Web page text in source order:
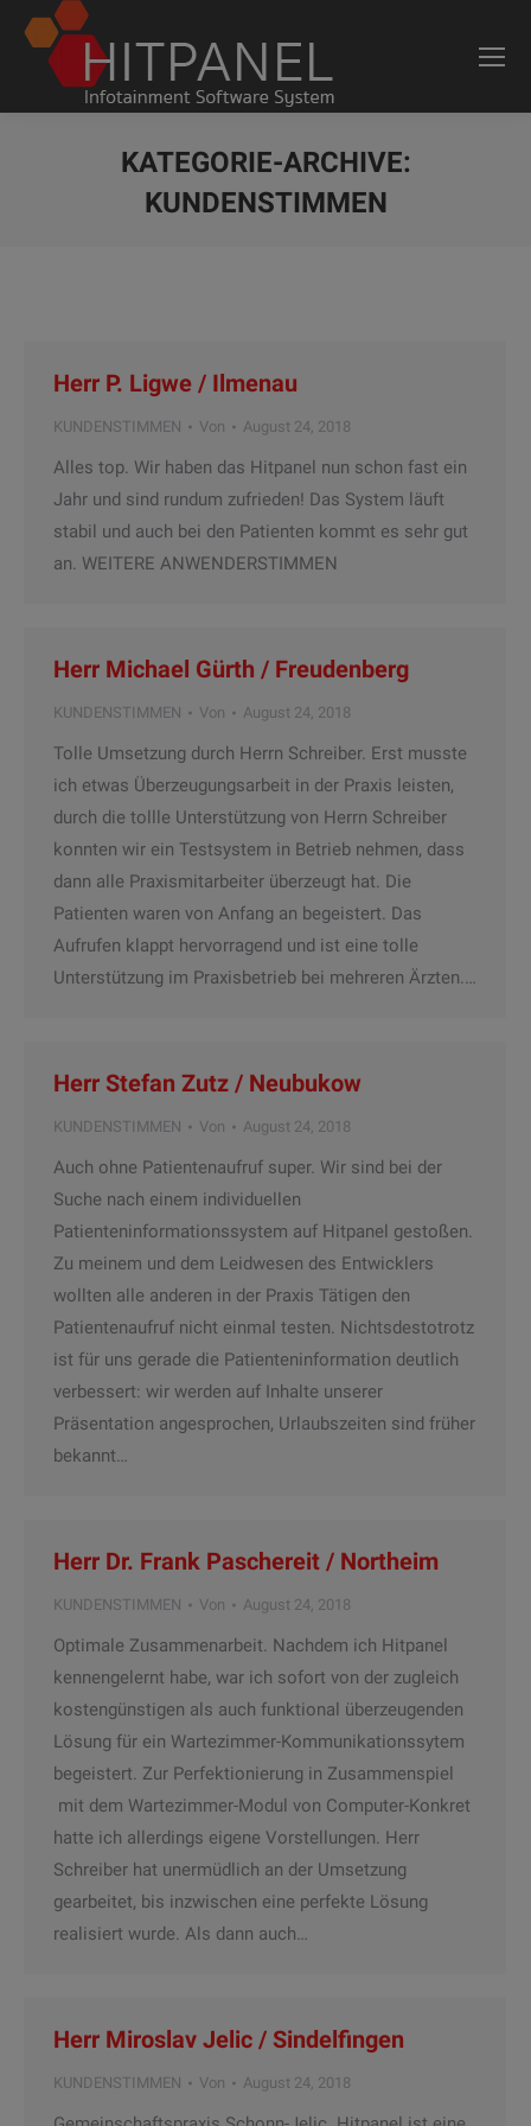
KATEGORIE-ARCHIVE:
KUNDENSTIMMEN
Herr P. Ligwe / Ilmenau
KUNDENSTIMMEN Von August 24, 2018
Alles top. Wir haben das Hitpanel nun schon fast ein
Jahr und sind rundum zufrieden! Das System läuft
stabil und auch bei den Patienten kommt es sehr gut
an. WEITERE ANWENDERSTIMMEN
Herr Michael Gürth / Freudenberg
KUNDENSTIMMEN Von August 24, 2018
Tolle Umsetzung durch Herrn Schreiber. Erst musste
ich etwas Überzeugungsarbeit in der Praxis leisten,
durch die tollle Unterstützung von Herrn Schreiber
konnten wir ein Testsystem in Betrieb nehmen, dass
dann alle Praxismitarbeiter überzeugt hat. Die
Patienten waren von Anfang an begeistert. Das
Aufrufen klappt hervorragend und ist eine tolle
Unterstützung im Praxisbetrieb bei mehreren Ärzten.…
Herr Stefan Zutz / Neubukow
KUNDENSTIMMEN Von August 24, 2018
Auch ohne Patientenaufruf super. Wir sind bei der
Suche nach einem individuellen
Patienteninformationssystem auf Hitpanel gestoßen.
Zu meinem und dem Leidwesen des Entwicklers
wollten alle anderen in der Praxis Tätigen den
Patientenaufruf nicht einmal testen. Nichtsdestotrotz
ist für uns gerade die Patienteninformation deutlich
verbessert: wir werden auf Inhalte unserer
Präsentation angesprochen, Urlaubszeiten sind früher
bekannt…
Herr Dr. Frank Paschereit / Northeim
KUNDENSTIMMEN Von August 24, 2018
Optimale Zusammenarbeit. Nachdem ich Hitpanel
kennengelernt habe, war ich sofort von der zugleich
kostengünstigen als auch funktional überzeugenden
Lösung für ein Wartezimmer-Kommunikationssytem
begeistert. Zur Perfektionierung in Zusammenspiel
mit dem Wartezimmer-Modul von Computer-Konkret
hatte ich allerdings eigene Vorstellungen. Herr
Schreiber hat unermüdlich an der Umsetzung
gearbeitet, bis inzwischen eine perfekte Lösung
realisiert wurde. Als dann auch…
Herr Miroslav Jelic / Sindelfingen
KUNDENSTIMMEN Von August 24, 2018